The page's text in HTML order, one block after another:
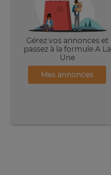
Gérez vos annonces et
passez à la formule A La
Une
Mes annonces